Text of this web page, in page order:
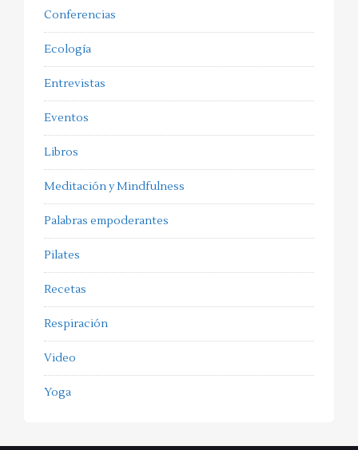
Conferencias
Ecología
Entrevistas
Eventos
Libros
Meditación y Mindfulness
Palabras empoderantes
Pilates
Recetas
Respiración
Video
Yoga